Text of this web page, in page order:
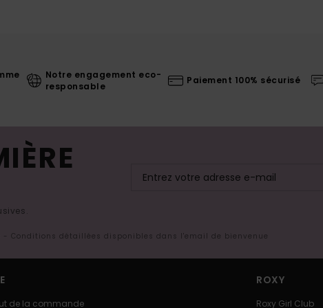
Notre engagement eco-
responsable
Paiement 100% sécurisé
Conditions détaillées disponibles dans l'email de bienvenue
de la commande
ROXY
Roxy Girl Club